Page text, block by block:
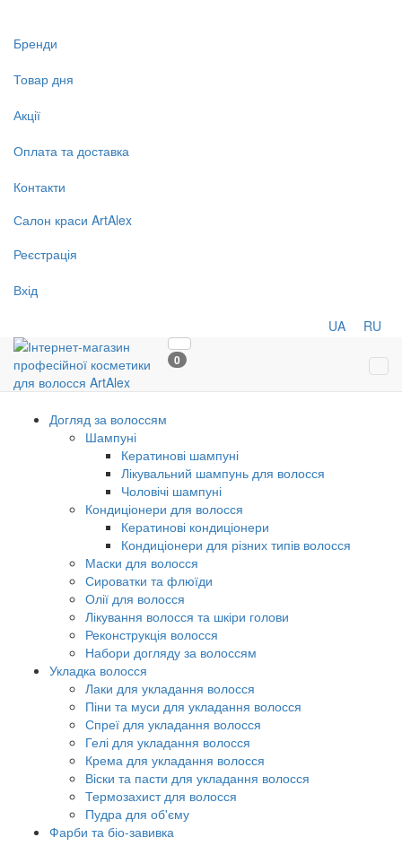
Бренди
Товар дня
Акції
Оплата та доставка
Контакти
Салон краси ArtAlex
Реєстрація
Вхід
UA RU
0
Догляд за волоссям
Шампуні
Кератинові шампуні
Лікувальний шампунь для волосся
Чоловічі шампуні
Кондиціонери для волосся
Кератинові кондиціонери
Кондиціонери для різних типів волосся
Маски для волосся
Сироватки та флюїди
Олії для волосся
Лікування волосся та шкіри голови
Реконструкція волосся
Набори догляду за волоссям
Укладка волосся
Лаки для укладання волосся
Піни та муси для укладання волосся
Спреї для укладання волосся
Гелі для укладання волосся
Крема для укладання волосся
Віски та пасти для укладання волосся
Термозахист для волосся
Пудра для об'єму
Фарби та біо-завивка